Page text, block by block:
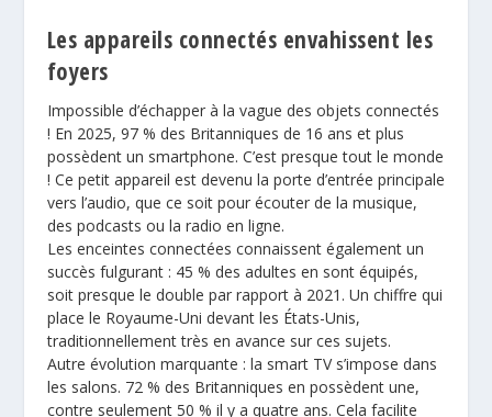
Les appareils connectés envahissent les
foyers
Impossible d’échapper à la vague des objets connectés
! En 2025, 97 % des Britanniques de 16 ans et plus
possèdent un smartphone. C’est presque tout le monde
! Ce petit appareil est devenu la porte d’entrée principale
vers l’audio, que ce soit pour écouter de la musique,
des podcasts ou la radio en ligne.
Les enceintes connectées connaissent également un
succès fulgurant : 45 % des adultes en sont équipés,
soit presque le double par rapport à 2021. Un chiffre qui
place le Royaume-Uni devant les États-Unis,
traditionnellement très en avance sur ces sujets.
Autre évolution marquante : la smart TV s’impose dans
les salons. 72 % des Britanniques en possèdent une,
contre seulement 50 % il y a quatre ans. Cela facilite